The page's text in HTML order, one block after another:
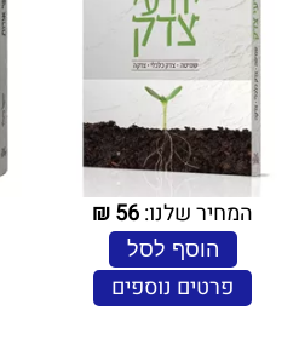
המחיר שלנו:56
₪
הוסף לסל
פרטים נוספים